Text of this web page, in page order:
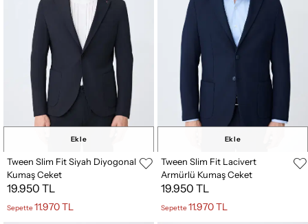
Ekle
Tween Slim Fit Siyah Diyogonal
Kumaş Ceket
19.950 TL
Sepette 11.970 TL
Ekle
Tween Slim Fit Lacivert
Armürlü Kumaş Ceket
19.950 TL
Sepette 11.970 TL